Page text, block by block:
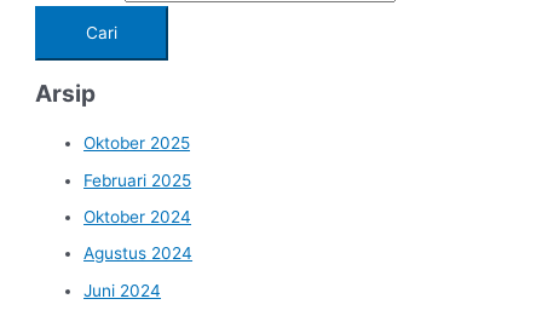
Arsip
Oktober 2025
Februari 2025
Oktober 2024
Agustus 2024
Juni 2024